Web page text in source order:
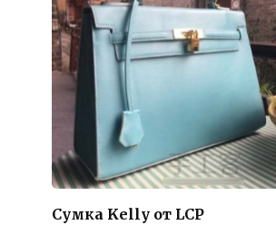
Сумка Kelly от LCP